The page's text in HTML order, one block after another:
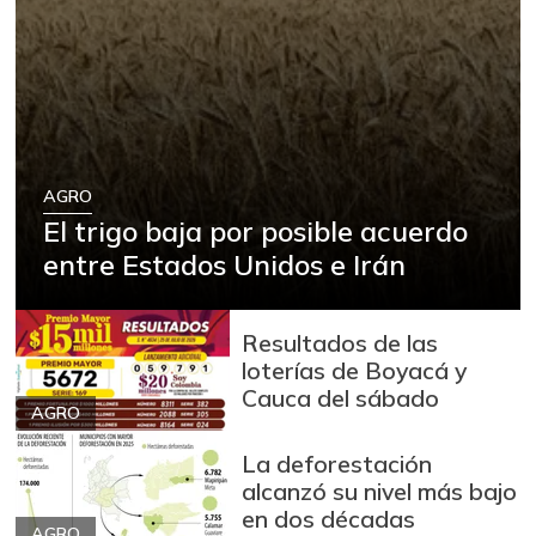
AGRO
El trigo baja por posible acuerdo
entre Estados Unidos e Irán
AGRO
Resultados de las
loterías de Boyacá y
Cauca del sábado
La deforestación
alcanzó su nivel más bajo
en dos décadas